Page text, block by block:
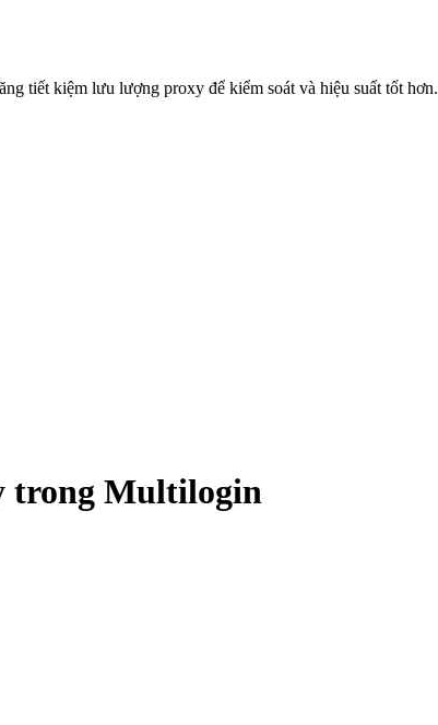
tiết kiệm lưu lượng proxy để kiểm soát và hiệu suất tốt hơn.
trong Multilogin